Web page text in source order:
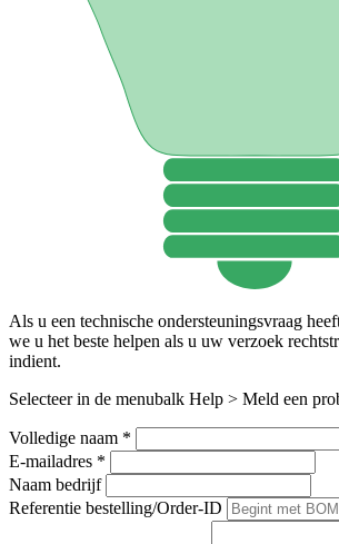
Als u een technische ondersteuningsvraag
we u het beste helpen als u uw verzoek
indient.
Selecteer in de menubalk Help > Meld een
Volledige naam *
E-mailadres *
Naam bedrijf
Referentie bestelling/Order-ID